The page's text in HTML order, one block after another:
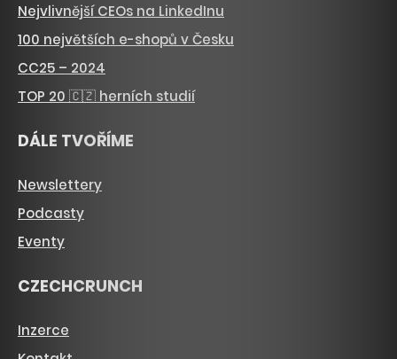
Nejvlivnější CEOs na LinkedInu
100 největších e-shopů v Česku
CC25 – 2024
TOP 20 🇨🇿 herních studií
DÁLE TVOŘÍME
Newslettery
Podcasty
Eventy
CZECHCRUNCH
Inzerce